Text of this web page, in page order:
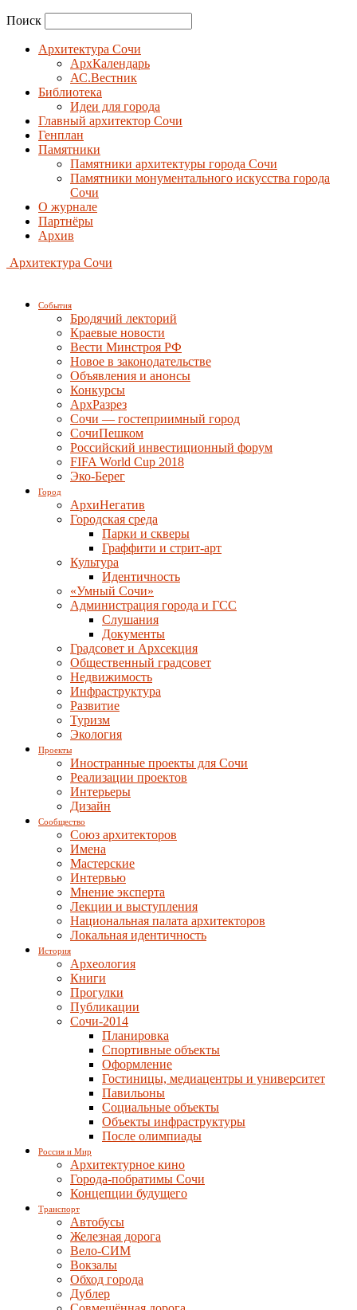
Поиск
Архитектура Сочи
АрхКалендарь
АС.Вестник
Библиотека
Идеи для города
Главный архитектор Сочи
Генплан
Памятники
Памятники архитектуры города Сочи
Памятники монументального искусства города
Сочи
О журнале
Партнёры
Архив
Архитектура Сочи
События
Бродячий лекторий
Краевые новости
Вести Минстроя РФ
Новое в законодательстве
Объявления и анонсы
Конкурсы
АрхРазрез
Сочи — гостеприимный город
СочиПешком
Российский инвестиционный форум
FIFA World Cup 2018
Эко-Берег
Город
АрхиНегатив
Городская среда
Парки и скверы
Граффити и стрит-арт
Культура
Идентичность
«Умный Сочи»
Администрация города и ГСС
Слушания
Документы
Градсовет и Архсекция
Общественный градсовет
Недвижимость
Инфраструктура
Развитие
Туризм
Экология
Проекты
Иностранные проекты для Сочи
Реализации проектов
Интерьеры
Дизайн
Сообщество
Союз архитекторов
Имена
Мастерские
Интервью
Мнение эксперта
Лекции и выступления
Национальная палата архитекторов
Локальная идентичность
История
Археология
Книги
Прогулки
Публикации
Сочи-2014
Планировка
Спортивные объекты
Оформление
Гостиницы, медиацентры и университет
Павильоны
Социальные объекты
Объекты инфраструктуры
После олимпиады
Россия и Мир
Архитектурное кино
Города-побратимы Сочи
Концепции будущего
Транспорт
Автобусы
Железная дорога
Вело-СИМ
Вокзалы
Обход города
Дублер